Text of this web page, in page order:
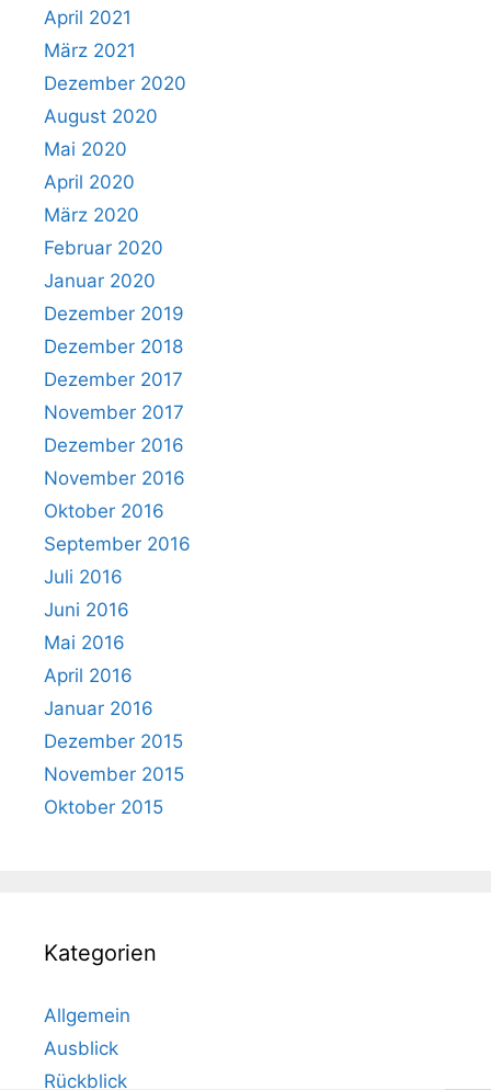
April 2021
März 2021
Dezember 2020
August 2020
Mai 2020
April 2020
März 2020
Februar 2020
Januar 2020
Dezember 2019
Dezember 2018
Dezember 2017
November 2017
Dezember 2016
November 2016
Oktober 2016
September 2016
Juli 2016
Juni 2016
Mai 2016
April 2016
Januar 2016
Dezember 2015
November 2015
Oktober 2015
Kategorien
Allgemein
Ausblick
Rückblick